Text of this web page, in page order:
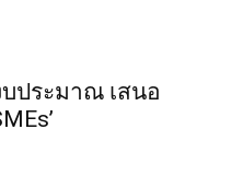
บประมาณ เสนอ